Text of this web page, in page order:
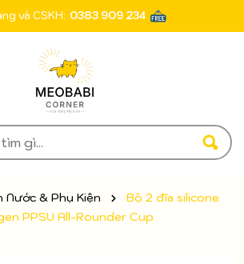
và CSKH: 0383 909 234
Nước & Phụ Kiện
Bộ 2 đĩa silicone
PPSU All-Rounder Cup